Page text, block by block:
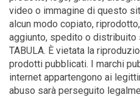
video o immagine di questo
alcun modo copiato,
aggiunto, spedito o
TABULA. È vietata la
prodotti pubblicati. I marchi
internet appartengono ai
abuso sarà perseguito